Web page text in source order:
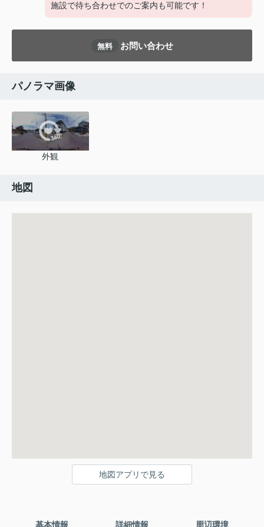
施設で待ち合わせでのご案内も可能です！
無料 お問い合わせ
パノラマ画像
外観
地図
地図アプリで見る
基本情報 詳細情報 周辺環境